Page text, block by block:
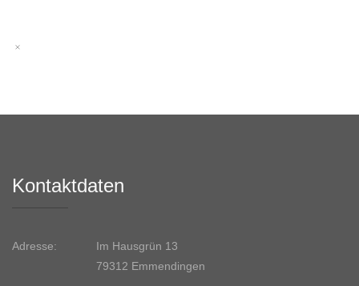
Kontaktdaten
Adresse:
Im Hausgrün 13
79312 Emmendingen